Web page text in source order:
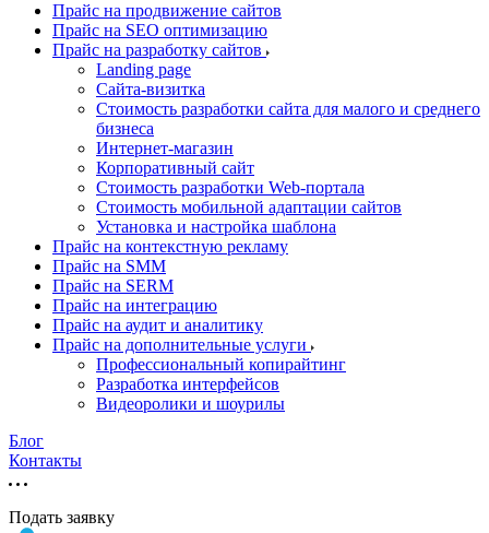
Прайс на продвижение сайтов
Прайс на SEO оптимизацию
Прайс на разработку сайтов
Landing page
Cайта-визитка
Стоимость разработки сайта для малого и среднего
бизнеса
Интернет-магазин
Корпоративный сайт
Стоимость разработки Web-портала
Стоимость мобильной адаптации сайтов
Установка и настройка шаблона
Прайс на контекстную рекламу
Прайс на SMM
Прайс на SERM
Прайс на интеграцию
Прайс на аудит и аналитику
Прайс на дополнительные услуги
Профессиональный копирайтинг
Разработка интерфейсов
Видеоролики и шоурилы
Блог
Контакты
Подать заявку